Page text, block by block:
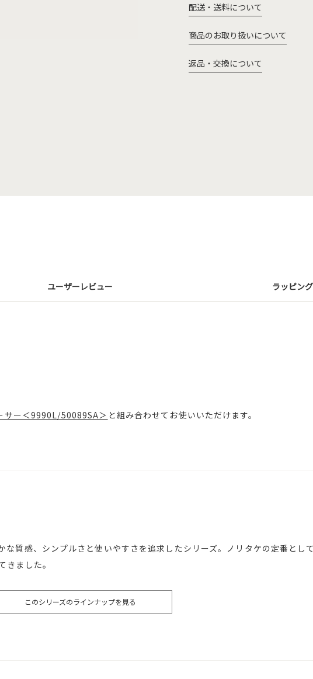
配送・送料について
商品のお取り扱いについて
返品・交換について
ユーザーレビュー ラッピン
サー＜9990L/50089SA＞ と組み合わせてお使いいただけます。
な質感、シンプルさと使いやすさを追求したシリーズ。ノリタケの定番として
ました。
このシリーズのラインナップを見る